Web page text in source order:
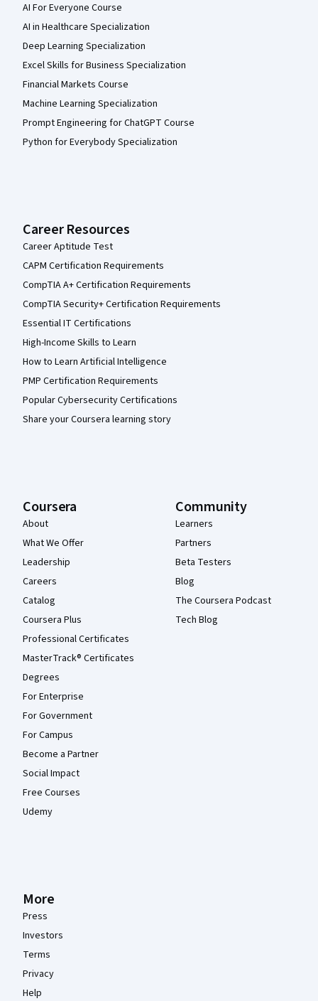
AI For Everyone Course
AI in Healthcare Specialization
Deep Learning Specialization
Excel Skills for Business Specialization
Financial Markets Course
Machine Learning Specialization
Prompt Engineering for ChatGPT Course
Python for Everybody Specialization
Career Resources
Career Aptitude Test
CAPM Certification Requirements
CompTIA A+ Certification Requirements
CompTIA Security+ Certification Requirements
Essential IT Certifications
High-Income Skills to Learn
How to Learn Artificial Intelligence
PMP Certification Requirements
Popular Cybersecurity Certifications
Share your Coursera learning story
Coursera
About
What We Offer
Leadership
Careers
Catalog
Coursera Plus
Professional Certificates
MasterTrack® Certificates
Degrees
For Enterprise
For Government
For Campus
Become a Partner
Social Impact
Free Courses
Udemy
Community
Learners
Partners
Beta Testers
Blog
The Coursera Podcast
Tech Blog
More
Press
Investors
Terms
Privacy
Help